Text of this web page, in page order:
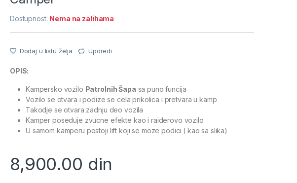
Dostupnost: Nema na zalihama
Dodaj u listu želja Uporedi
OPIS:
Kampersko vozilo Patrolnih Šapa sa puno funcija
Vozilo se otvara i podize se cela prikolica i pretvara u kamp
Takodje se otvara zadnju deo vozila
Kamper poseduje zvucne efekte kao i raiderovo vozilo
U samom kamperu postoji lift koji se moze podici ( kao sa slika)
8,900.00 din